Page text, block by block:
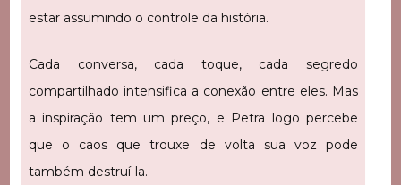
estar assumindo o controle da história.
Cada conversa, cada toque, cada segredo
compartilhado intensifica a conexão entre eles. Mas
a inspiração tem um preço, e Petra logo percebe
que o caos que trouxe de volta sua voz pode
também destruí-la.